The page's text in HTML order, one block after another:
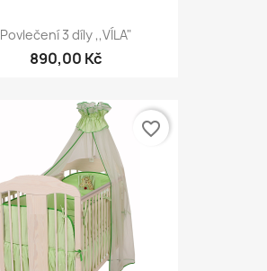
Povlečení 3 díly ,,VÍLA"
890,00 Kč
favorite_border